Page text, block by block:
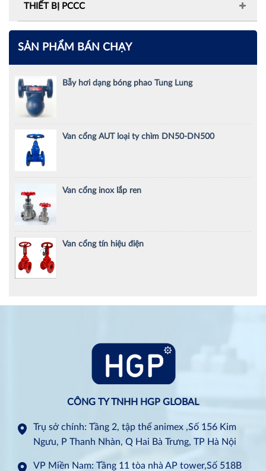
THIẾT BỊ PCCC
SẢN PHẨM BÁN CHẠY
Bẫy hơi dạng bóng phao Tung Lung
Van cổng AUT loại ty chìm DN50-DN500
Van cổng inox lắp ren
Van cổng tín hiệu điện
CÔNG TY TNHH HGP GLOBAL
Trụ sở chính: Tầng 2, tập thể animex ,Số 156 Kim
Ngưu, P Thanh Nhàn, Q Hai Bà Trưng, TP Hà Nội
VP Miền Nam: Tầng 11 tòa nhà AP tower,Số 518B